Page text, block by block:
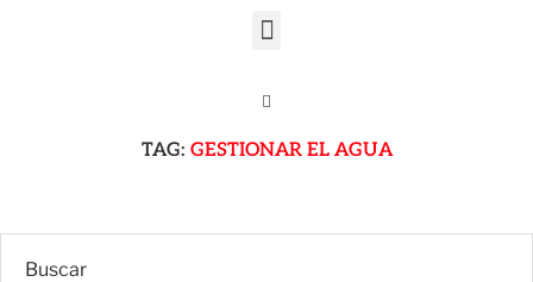
TAG: GESTIONAR EL AGUA
Buscar